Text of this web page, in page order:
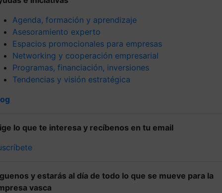
Agenda, formación y aprendizaje
Asesoramiento experto
Espacios promocionales para empresas
Networking y cooperación empresarial
Programas, financiación, inversiones
Tendencias y visión estratégica
lo que te interesa y recíbenos en tu email
y estarás al día de todo lo que se mueve para la
vasca